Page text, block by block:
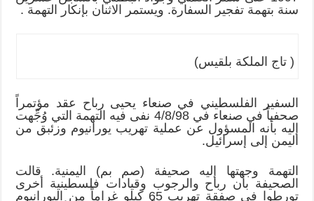
سنة بتهمة تفجير السفارة. ويستمر الاثنان بإنكار التهمة .
( تاج الملكة بلقيس)
السفير الفلسطيني في صنعاء يحيى رباح عقد مؤتمراً
صحفياً في صنعاء في 4/8/98 نفى فيه التهمة التي وُجِّهت
إليه بأنه المسؤول عن عملية تهريب يورانيوم وزئبق من
اليمن إلى إسرائيل.
التهمة وجهتها إليه صحيفة (صم بم) اليمنية. قالت
الصحيفة بأن رباح والرجوب وقيادات فلسطينية أخرى
تورطوا في صفقة تهريب 65 كيلو غراماً من اليورانيوم